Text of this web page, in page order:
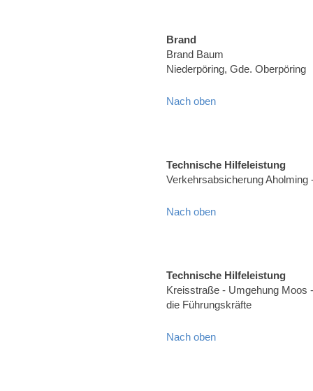
Brand
Brand Baum
Niederpöring, Gde. Oberpöring
Nach oben
Technische Hilfeleistung
Verkehrsabsicherung
Nach oben
Technische Hilfeleistung
Kreisstraße - Umgehung Moos
die Führungskräfte
Nach oben